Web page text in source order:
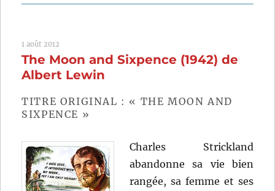
Le
Quiller
Michael
1 août 2012
The Moon and Sixpence (1942) de
Albert Lewin
TITRE ORIGINAL : « THE MOON AND
SIXPENCE »
Charles Strickland
abandonne sa vie bien
rangée, sa femme et ses